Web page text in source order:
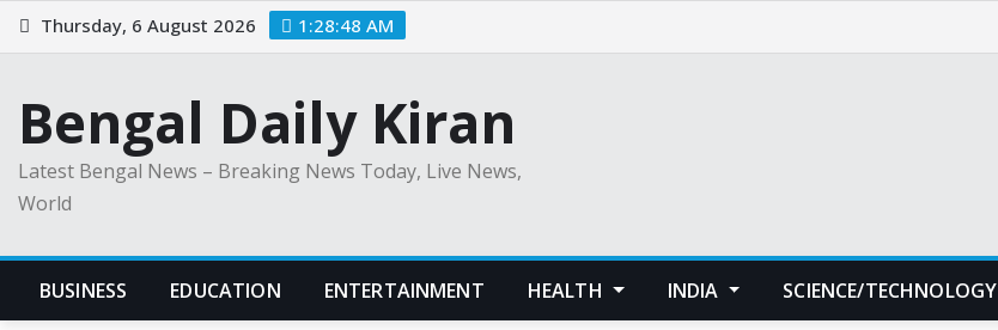
Skip
to
Thursday, 6 August 2026 1:28:49 AM
Bengal Daily Kiran
Latest Bengal News – Breaking News Today, Live News,
World
BUSINESS EDUCATION ENTERTAINMENT HEALTH INDIA SCIENCE/TECHNOLOGY